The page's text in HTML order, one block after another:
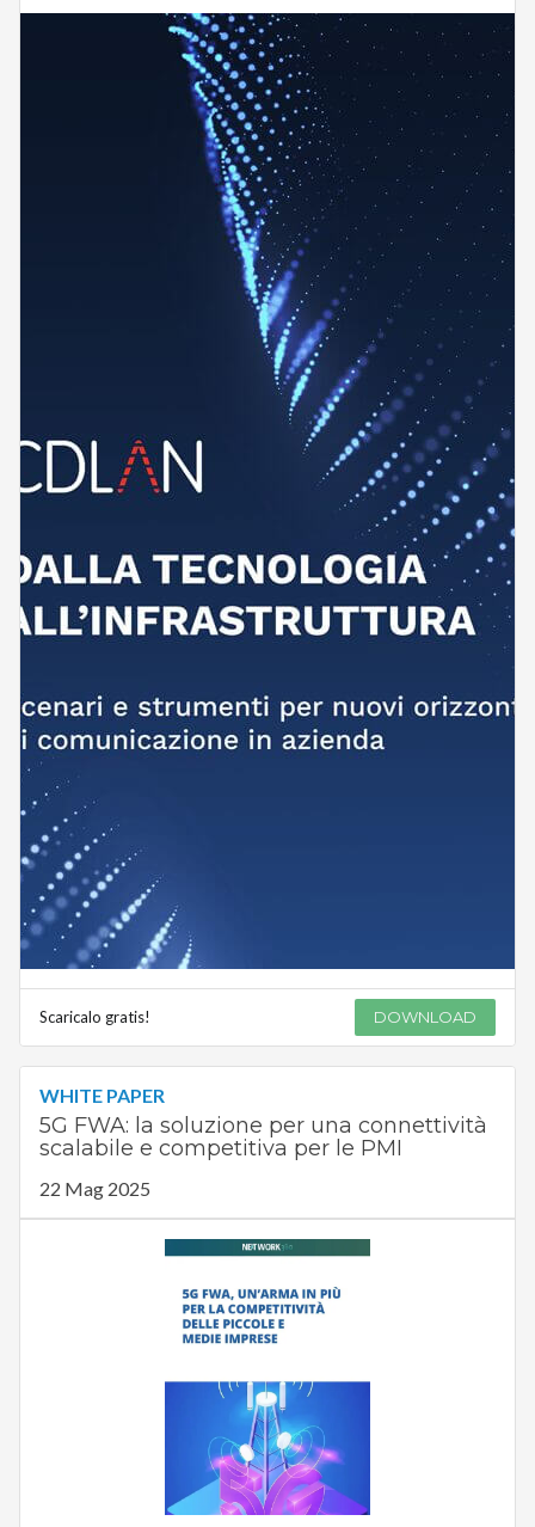
Scaricalo gratis! DOWNLOAD
WHITE PAPER
5G FWA: la soluzione per una connettività
scalabile e competitiva per le PMI
22 Mag 2025